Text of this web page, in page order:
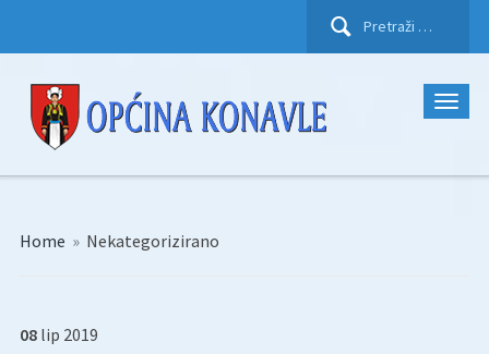
Pretraži:
Home » Nekategorizirano
08 lip 2019